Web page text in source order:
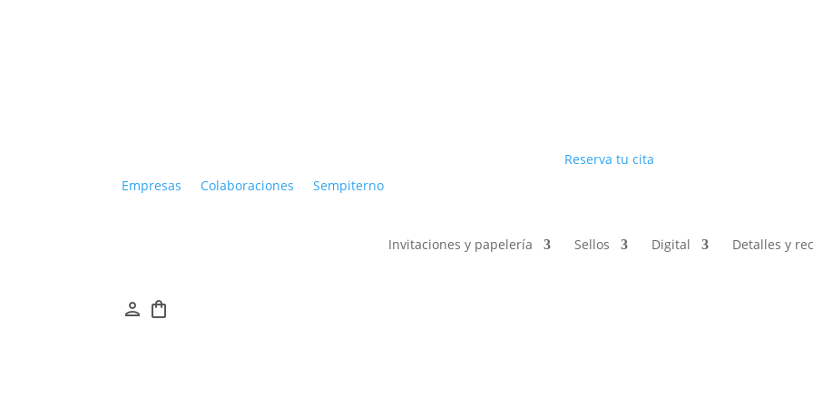
Empresas Colaboraciones Sempiterno
Reserva tu cita
Invitaciones y papelería Sellos Digital Detalles y
person shopping_bag